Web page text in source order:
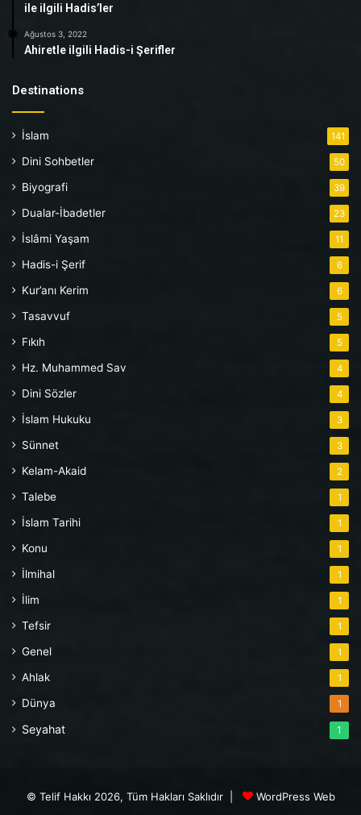
ile ilgili Hadis’ler
Ağustos 3, 2022
Ahiretle ilgili Hadis-i Şerifler
Destinations
İslam 141
Dini Sohbetler 50
Biyografi 39
Dualar-İbadetler 23
İslâmi Yaşam 11
Hadis-i Şerif 6
Kur’anı Kerim 6
Tasavvuf 5
Fıkıh 5
Hz. Muhammed Sav 4
Dini Sözler 4
İslam Hukuku 3
Sünnet 3
Kelam-Akaid 2
Talebe 1
İslam Tarihi 1
Konu 1
İlmihal 1
İlim 1
Tefsir 1
Genel 1
Ahlak 1
Dünya 1
Seyahat 1
© Telif Hakkı 2026, Tüm Hakları Saklıdır | WordPress Web